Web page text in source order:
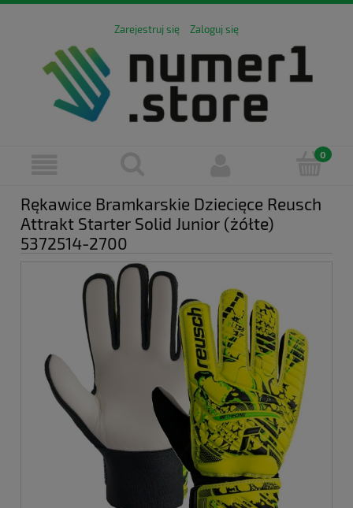
Zarejestruj się Zaloguj się
Rękawice Bramkarskie Dziecięce Reusch
Attrakt Starter Solid Junior (żółte)
5372514-2700